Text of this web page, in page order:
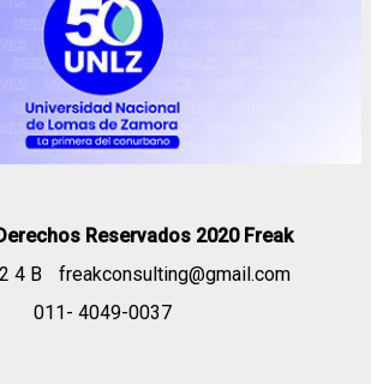
Reservados 2020 Freak
4 B
freakconsulting@gmail.com
011- 4049-0037